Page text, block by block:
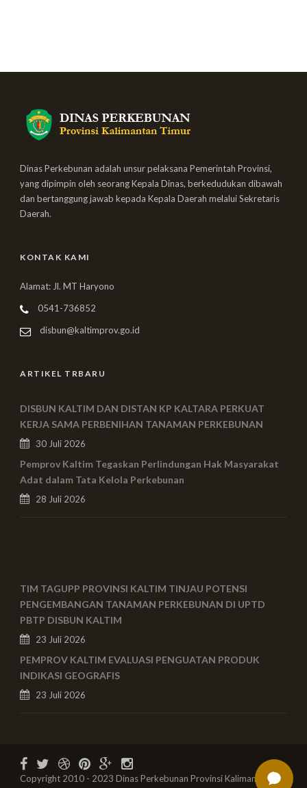
Dinas Perkebunan adalah unsur pelaksana Pemerintah Provinsi,
yang dipimpin oleh seorang Kepala Dinas, berkedudukan dibawah
dan bertanggung jawab kepada Kepala Daerah melalui Sekretaris
Daerah.
KONTAK KAMI
Alamat: Jl. MT Haryono
0541-736852
disbun@kaltimprov.go.id
ARTIKEL TRBARU
DISBUN KALTIM DAN DISTAN KP KALTARA PERKUAT
KERJA SAMA PERBENIHAN TANAMAN PERKEBUNAN
30 Juli 2026
Pemprov Kaltim Tegaskan Perlindungan Hak Masyarakat
Adat dalam Tata Kelola Perkebunan
28 Juli 2026
TIM TAGUPP PROVINSI KALTIM TINJAU POTENSI
PENGEMBANGAN TANAMAN PERKEBUNAN DI UPTD
PBTP DISBUN KALTIM
23 Juli 2026
PEMPROV KALTIM EVALUASI PENGUATAN PRODUK
INDIKASI GEOGRAFIS
23 Juli 2026
Copyright 2010 - 2023 Dinas Perkebunan Provinsi Kalimantan